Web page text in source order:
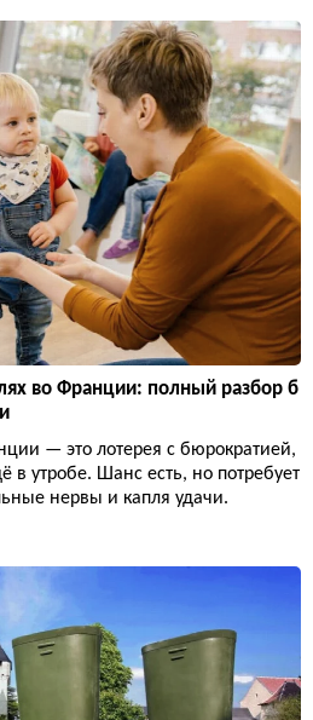
во Франции: полный разбор б
— это лотерея с бюрократией,
в утробе. Шанс есть, но потребует
нервы и капля удачи.